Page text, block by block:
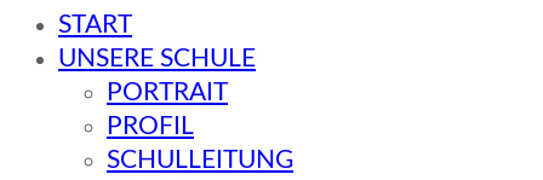
START
UNSERE SCHULE
PORTRAIT
PROFIL
SCHULLEITUNG